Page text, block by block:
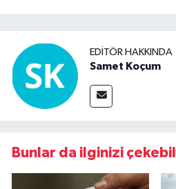
EDITÖR HAKKINDA
Samet Koçum
Bunlar da ilginizi